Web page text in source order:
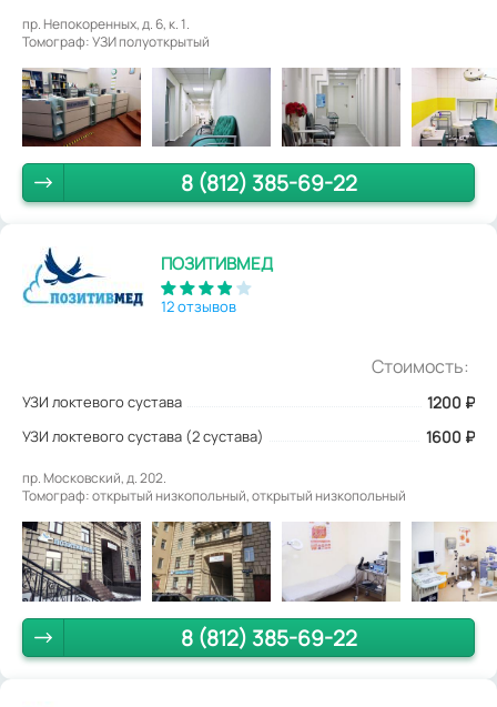
пр. Непокоренных, д. 6, к. 1.
Томограф: УЗИ полуоткрытый
8 (812) 385-69-22
ПОЗИТИВМЕД
12 отзывов
Стоимость:
УЗИ локтевого сустава 1200 ₽
УЗИ локтевого сустава (2 сустава) 1600 ₽
пр. Московский, д. 202.
Томограф: открытый низкопольный, открытый низкопольный
8 (812) 385-69-22